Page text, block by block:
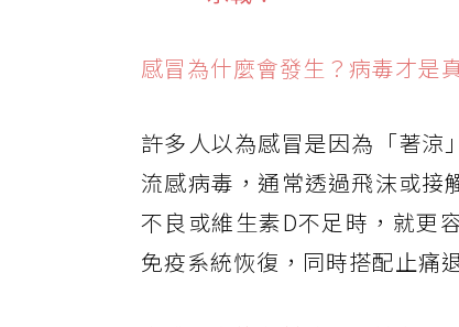
感冒為什麼會發生？病毒才是
許多人以為感冒是因為「著涼
流感病毒，通常透過飛沫或接
不良或維生素D不足時，就更
免疫系統恢復，同時搭配止痛